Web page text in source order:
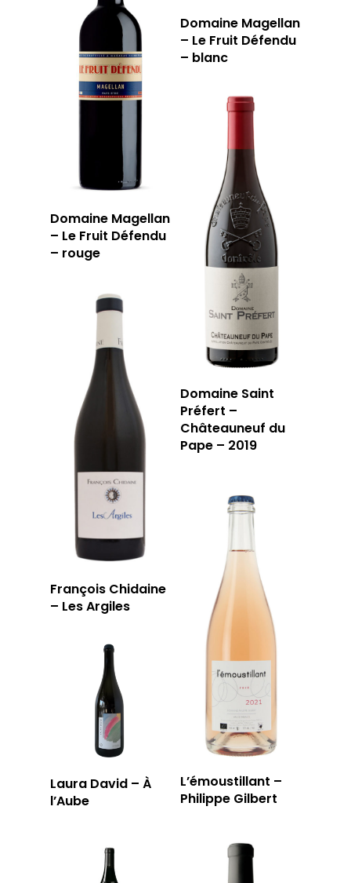
Domaine Magellan
– Le Fruit Défendu
– blanc
Domaine Magellan
– Le Fruit Défendu
– rouge
Domaine Saint
Préfert –
Châteauneuf du
Pape – 2019
François Chidaine
– Les Argiles
L’émoustillant –
Philippe Gilbert
Laura David – À
l’Aube
LA TOURNÉE DU
LA CARTE DU
JOUR
RÉSERVER
59 rue Grignan
13006 Marseille
T: 04 91 33 46 59